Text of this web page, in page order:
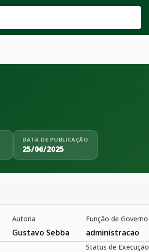
DATA DE PUBLICAÇÃO
25/06/2025
Autoria
Gustavo Sebba
Função de Governo
administracao
Status de Execução